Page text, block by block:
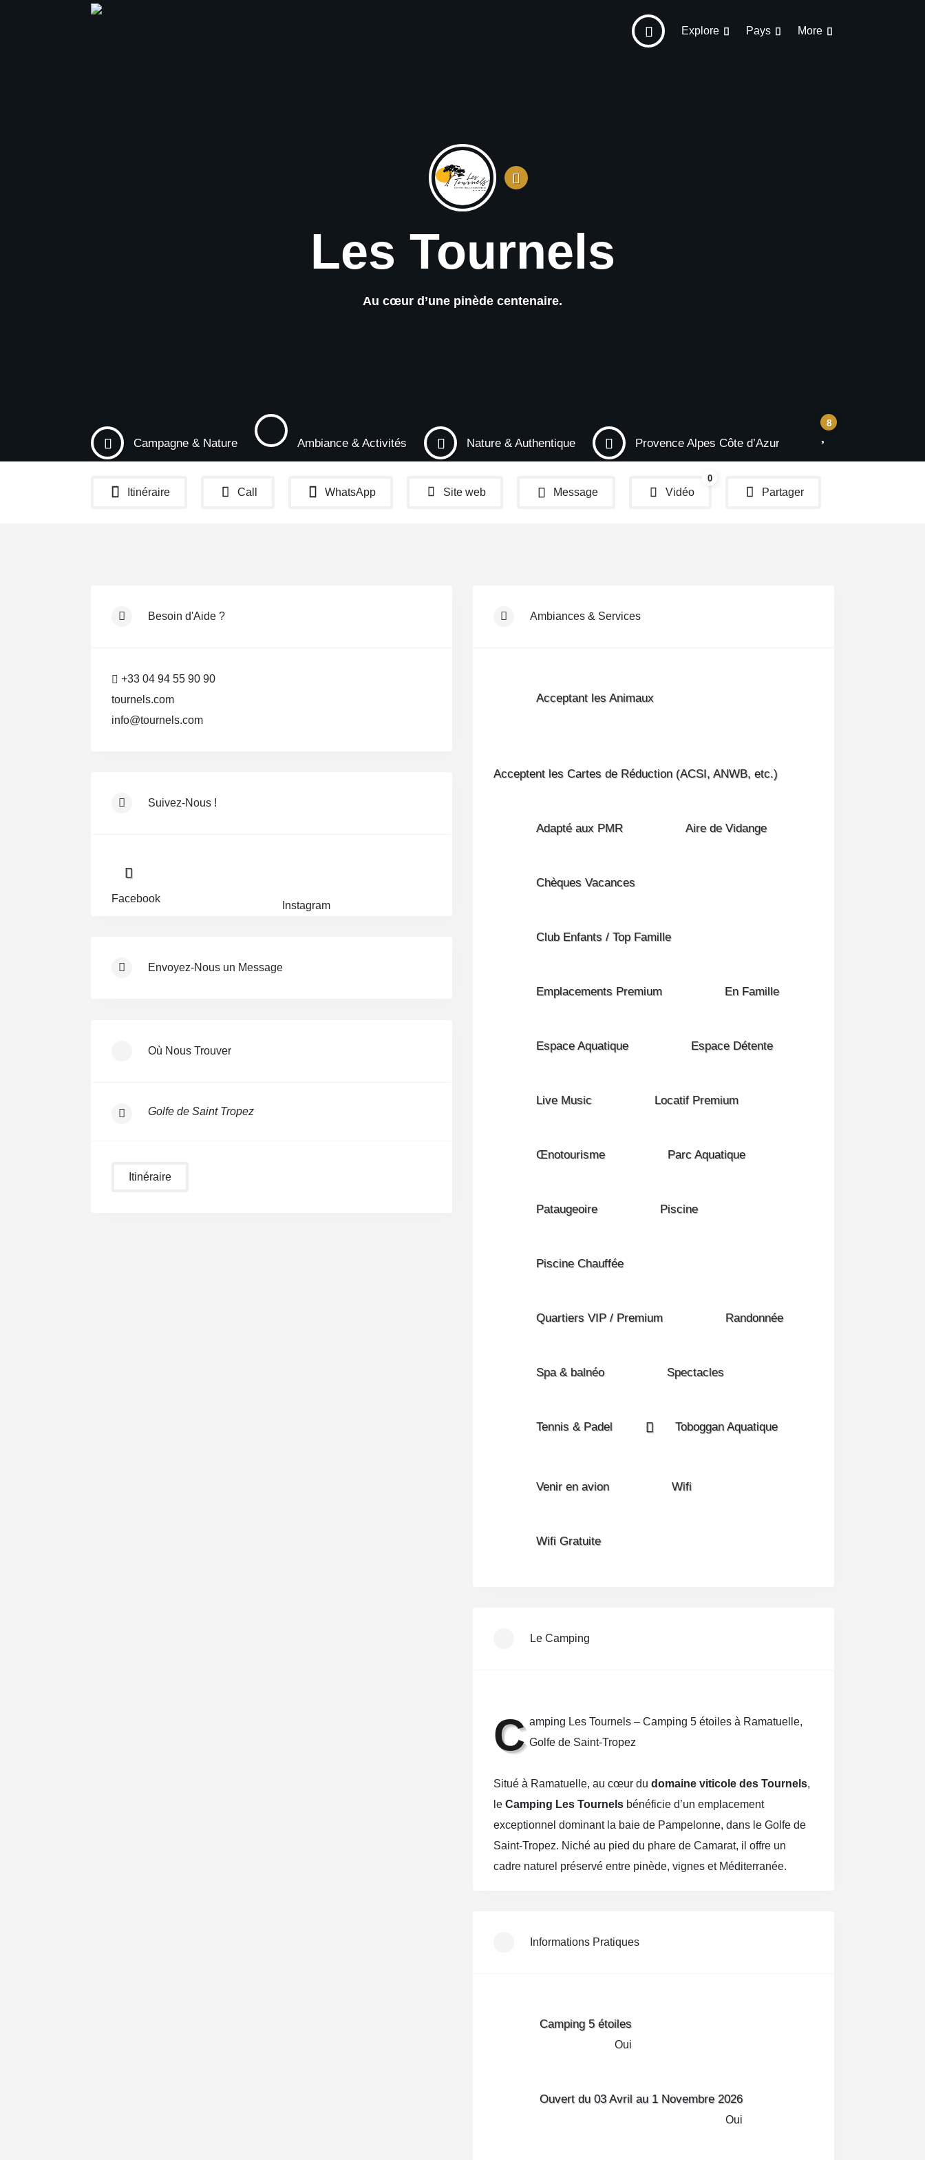
Explore Pays More
Les Tournels
Au cœur d’une pinède centenaire.
Campagne & Nature Ambiance & Activités Nature & Authentique Provence Alpes Côte d’Azur
8
Itinéraire Call WhatsApp Site web Message Vidéo
0
Partager
Besoin d'Aide ?
+33 04 94 55 90 90
tournels.com
info@tournels.com
Suivez-Nous !
Facebook
Instagram
Envoyez-Nous un Message
Où Nous Trouver
Golfe de Saint Tropez
Itinéraire
Ambiances & Services
Acceptant les Animaux
Acceptent les Cartes de Réduction (ACSI, ANWB, etc.)
Adapté aux PMR Aire de Vidange
Chèques Vacances
Club Enfants / Top Famille
Emplacements Premium En Famille
Espace Aquatique Espace Détente
Live Music Locatif Premium
Œnotourisme Parc Aquatique
Pataugeoire Piscine
Piscine Chauffée
Quartiers VIP / Premium Randonnée
Spa & balnéo Spectacles
Tennis & Padel Toboggan Aquatique
Venir en avion Wifi
Wifi Gratuite
Le Camping
C amping Les Tournels – Camping 5 étoiles à Ramatuelle,
Golfe de Saint-Tropez
Situé à Ramatuelle, au cœur du domaine viticole des Tournels,
le Camping Les Tournels bénéficie d’un emplacement
exceptionnel dominant la baie de Pampelonne, dans le Golfe de
Saint-Tropez. Niché au pied du phare de Camarat, il offre un
cadre naturel préservé entre pinède, vignes et Méditerranée.
large gamme d’hébergements haut de gamme
Les vacanciers profitent d’un
, chauffé, avec lagon, toboggans et rivière, ainsi que
être. Clubs enfants et ados, nombreuses activités sportives,
Informations Pratiques
Camping 5 étoiles
Oui
Ouvert du 03 Avril au 1 Novembre 2026
Oui